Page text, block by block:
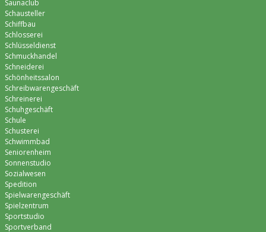
Saunaclub
Schausteller
Schiffbau
Schlosserei
Schlüsseldienst
Schmuckhandel
Schneiderei
Schönheitssalon
Schreibwarengeschäft
Schreinerei
Schuhgeschäft
Schule
Schusterei
Schwimmbad
Seniorenheim
Sonnenstudio
Sozialwesen
Spedition
Spielwarengeschäft
Spielzentrum
Sportstudio
Sportverband